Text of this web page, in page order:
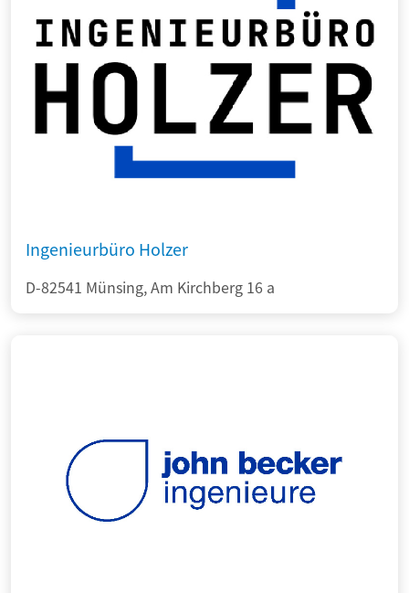
Ingenieurbüro Holzer
D-82541 Münsing, Am Kirchberg 16 a